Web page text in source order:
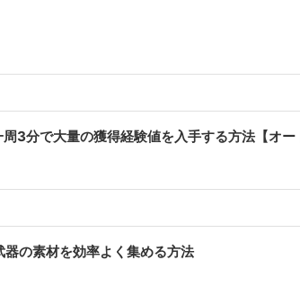
3分で大量の獲得経験値を入手する方法【オー
器の素材を効率よく集める方法